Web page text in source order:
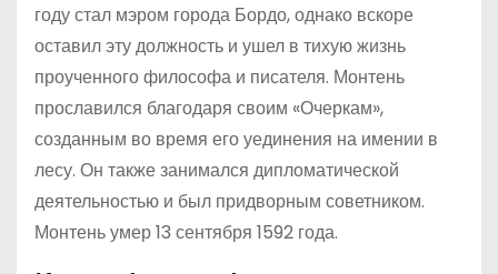
году стал мэром города Бордо, однако вскоре
оставил эту должность и ушел в тихую жизнь
проученного философа и писателя. Монтень
прославился благодаря своим «Очеркам»,
созданным во время его уединения на имении в
лесу. Он также занимался дипломатической
деятельностью и был придворным советником.
Монтень умер 13 сентября 1592 года.